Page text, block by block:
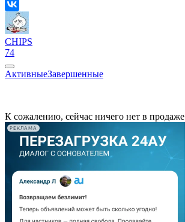
CHIPS
74
АктивныеЗавершенные
К сожалению, сейчас ничего нет в продаже
РЕКЛАМА